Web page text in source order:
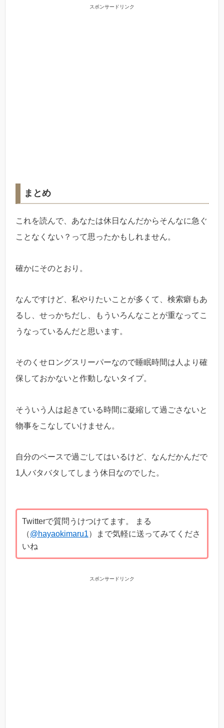
スポンサードリンク
まとめ
これを読んで、あなたは休日なんだからそんなに急ぐ
ことなくない？って思ったかもしれません。
確かにそのとおり。
なんですけど、私やりたいことが多くて、検索癖もあ
るし、せっかちだし、もういろんなことが重なってこ
うなっているんだと思います。
そのくせロングスリーパーなので睡眠時間は人より確
保しておかないと作動しないタイプ。
そういう人は起きている時間に凝縮して過ごさないと
物事をこなしていけません。
自分のペースで過ごしてはいるけど、なんだかんだで
1人バタバタしてしまう休日なのでした。
Twitterで質問うけつけてます。 まる
（@hayaokimaru1）まで気軽に送ってみてくださ
いね
スポンサードリンク